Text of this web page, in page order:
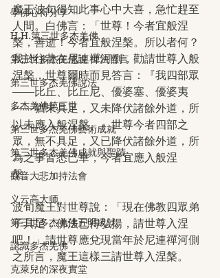
學佛心得分享
H.H.第三世多杰羌佛
第三世多杰羌佛說 世法哲言
第三世多杰羌佛說法
多杰羌佛第三世
第三世多杰羌佛藝術成就
第三世多杰羌佛成就與聖蹟
觀音大悲加持法會
义云高大师
第三世多杰羌佛五明成就
認識多杰羌佛
克萊兒的深夜實堂
魔王波旬得知此事心中大喜，急忙趕至
人間。白佛言：「世尊！今者宜般涅
槃，善逝！今者宜般涅槃。所以者何？
我於往昔在尼連禪河側，勸請世尊入般
涅槃，世尊爾時而見答言：『我四部眾
——比丘、比丘尼、優婆塞、優婆夷
——猶未具足，又未降伏諸餘外道，所
以未應入般涅槃。』世尊今者四部之
眾，無不具足，又已降伏諸餘外道，所
為之事皆悉已畢，今者宜應入般涅
槃。」
波旬魔王對世尊說：「現在佛教四眾弟
子具足，佛法已得弘揚，請世尊入涅
吧！」請世尊應兌現當年於尼連禪河側
之所言，魔王這樣三請世尊入涅槃。